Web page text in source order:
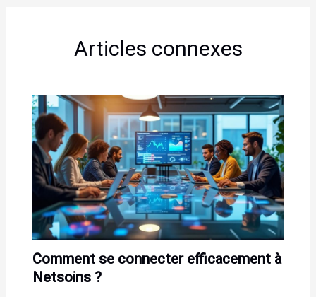
Articles connexes
Comment se connecter efficacement à
Netsoins ?